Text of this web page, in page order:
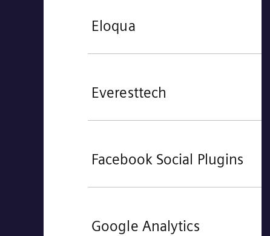
Eloqua
Everesttech
Facebook Social Plugins
Google Analytics